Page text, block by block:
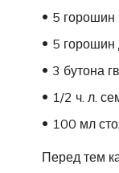
5 горошин
5 горошин
3 бутона
1/2 ч. л.
100 мл
Перед тем